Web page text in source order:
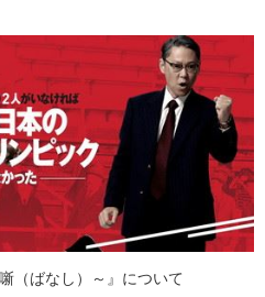
（ばなし）～』について